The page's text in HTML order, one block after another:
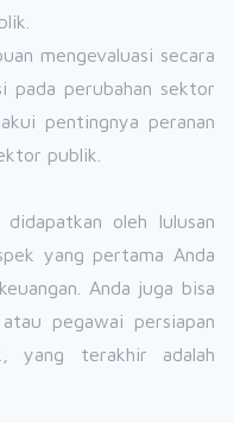
mengevaluasi secara
pada perubahan sektor
pentingnya peranan
publik.
oleh lulusan
yang pertama Anda
Anda juga bisa
pegawai persiapan
yang terakhir adalah